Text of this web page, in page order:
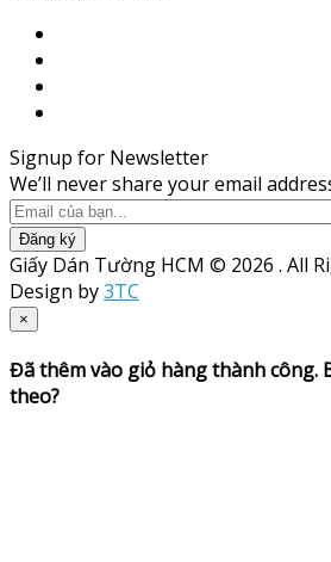
Signup for Newsletter
We’ll never share your email
Đăng ký
Giấy Dán Tường HCM © 2026 . All
Design by3TC
×
Đã thêm vào giỏ hàng thành công.
theo?